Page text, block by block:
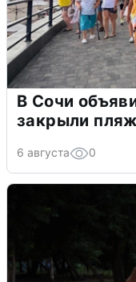
В Сочи
закрыли
6 августа 0